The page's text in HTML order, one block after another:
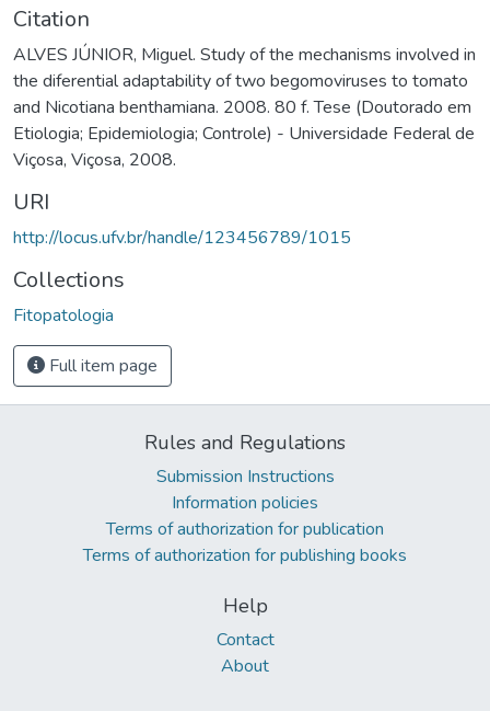
Citation
ALVES JÚNIOR, Miguel. Study of the mechanisms involved in
the diferential adaptability of two begomoviruses to tomato
and Nicotiana benthamiana. 2008. 80 f. Tese (Doutorado em
Etiologia; Epidemiologia; Controle) - Universidade Federal de
Viçosa, Viçosa, 2008.
URI
http://locus.ufv.br/handle/123456789/1015
Collections
Fitopatologia
Full item page
Rules and Regulations
Submission Instructions
Information policies
Terms of authorization for publication
Terms of authorization for publishing books
Help
Contact
About